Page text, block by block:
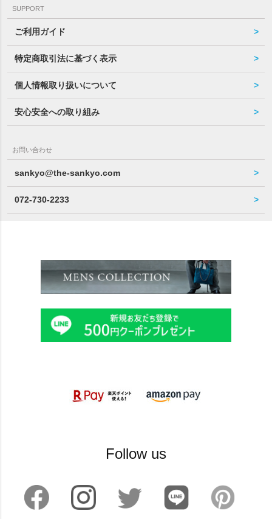
SUPPORT
ご利用ガイド
特定商取引法に基づく表示
個人情報取り扱いについて
安心安全への取り組み
お問い合わせ
sankyo@the-sankyo.com
072-730-2233
Follow us